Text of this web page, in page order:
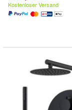
Kostenloser Versand